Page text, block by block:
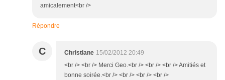
amicalement<br />
Répondre
C Christiane 15/02/2012 20:49
<br /> <br /> Merci Geo.<br /> <br /> <br /> Amitiés et
bonne soirée.<br /> <br /> <br /> <br />